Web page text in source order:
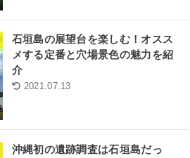
石垣島の展望台を楽しむ！オスス
メする定番と穴場景色の魅力を紹
介
2021.07.13
沖縄初の遺跡調査は石垣島だっ